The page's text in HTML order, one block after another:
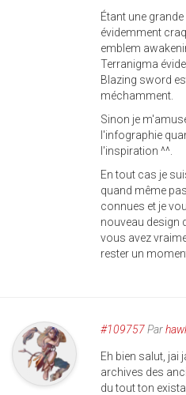
Étant une
évidemment
emblem
Terranigma
Blazing sword
méchamment.
Sinon je
l'infographie
l'inspiration ^^.
En tout cas je
quand même
connues et je
nouveau design
vous avez
rester un
#109757Par
Eh bien salut, jai
archives des
du tout ton